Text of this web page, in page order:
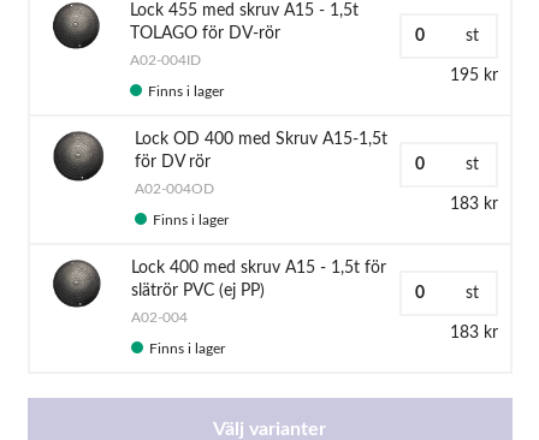
Lock 455 med skruv A15 - 1,5t
TOLAGO för DV-rör
A02-004ID
Finns i lager
195 kr
st
Lock OD 400 med Skruv A15-1,5t
för DV rör
A02-004OD
Finns i lager
183 kr
st
Lock 400 med skruv A15 - 1,5t för
slätrör PVC (ej PP)
A02-004
Finns i lager
183 kr
st
Välj varianter